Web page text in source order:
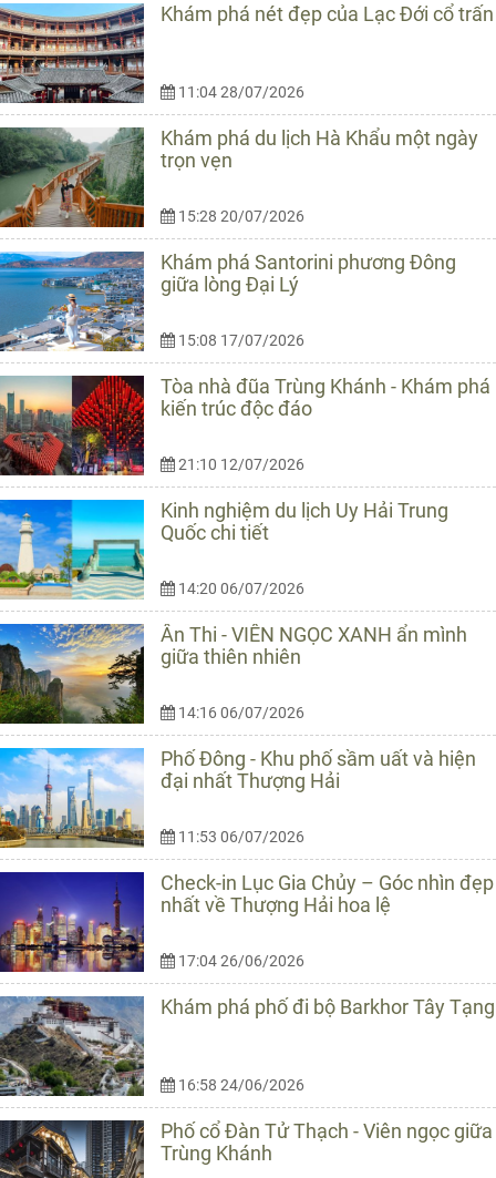
Khám phá nét đẹp của Lạc Đới cổ trấn
11:04 28/07/2026
Khám phá du lịch Hà Khẩu một ngày
trọn vẹn
15:28 20/07/2026
Khám phá Santorini phương Đông
giữa lòng Đại Lý
15:08 17/07/2026
Tòa nhà đũa Trùng Khánh - Khám phá
kiến trúc độc đáo
21:10 12/07/2026
Kinh nghiệm du lịch Uy Hải Trung
Quốc chi tiết
14:20 06/07/2026
Ân Thi - VIÊN NGỌC XANH ẩn mình
giữa thiên nhiên
14:16 06/07/2026
Phố Đông - Khu phố sầm uất và hiện
đại nhất Thượng Hải
11:53 06/07/2026
Check-in Lục Gia Chủy – Góc nhìn đẹp
nhất về Thượng Hải hoa lệ
17:04 26/06/2026
Khám phá phố đi bộ Barkhor Tây Tạng
16:58 24/06/2026
Phố cổ Đàn Tử Thạch - Viên ngọc giữa
Trùng Khánh